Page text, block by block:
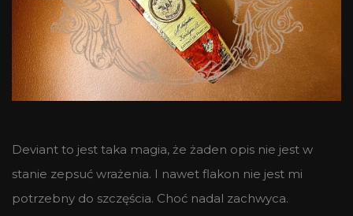
Deviant to jest taka magia, że żaden opis nie jest w
stanie zepsuć wrażenia. I nawet flakon nie jest mi
potrzebny do szczęścia. Choć nadal zachwyca.